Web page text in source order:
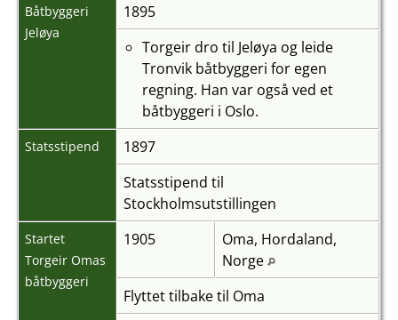
Båtbyggeri
Jeløya
1895
Torgeir dro til Jeløya og leide
Tronvik båtbyggeri for egen
regning. Han var også ved et
båtbyggeri i Oslo.
Statsstipend
1897
Statsstipend til
Stockholmsutstillingen
Startet
Torgeir Omas
båtbyggeri
1905
Oma, Hordaland,
Norge
Flyttet tilbake til Oma